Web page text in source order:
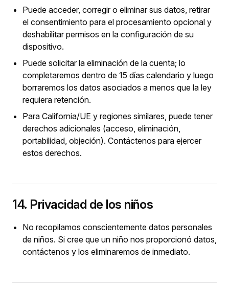
Puede acceder, corregir o eliminar sus datos, retirar
el consentimiento para el procesamiento opcional y
deshabilitar permisos en la configuración de su
dispositivo.
Puede solicitar la eliminación de la cuenta; lo
completaremos dentro de 15 días calendario y luego
borraremos los datos asociados a menos que la ley
requiera retención.
Para California/UE y regiones similares, puede tener
derechos adicionales (acceso, eliminación,
portabilidad, objeción). Contáctenos para ejercer
estos derechos.
14. Privacidad de los niños
No recopilamos conscientemente datos personales
de niños. Si cree que un niño nos proporcionó datos,
contáctenos y los eliminaremos de inmediato.